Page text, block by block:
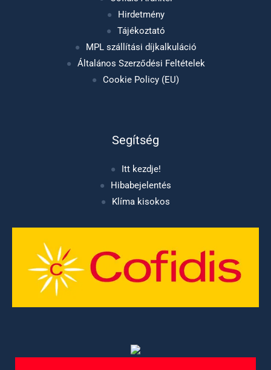
Hirdetmény
Tájékoztató
MPL szállítási díjkalkuláció
Általános Szerződési Feltételek
Cookie Policy (EU)
Segítség
Itt kezdje!
Hibabejelentés
Klíma kisokos